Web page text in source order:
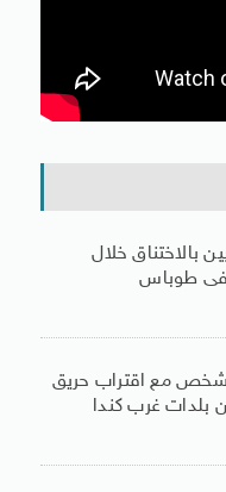
بالاختناق خلال
فى طوباس
من 20 ألف شخص مع اقتراب حريق
بلدات غرب كندا